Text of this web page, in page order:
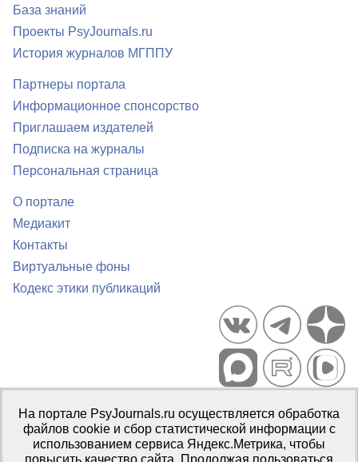
База знаний
Проекты PsyJournals.ru
История журналов МГППУ
Партнеры портала
Информационное спонсорство
Приглашаем издателей
Подписка на журналы
Персональная страница
О портале
Медиакит
Контакты
Виртуальные фоны
Кодекс этики публикаций
Портал психологических изданий PsyJournals.ru, 2007–2026
Правила использования материалов
Свидетельство регистрации СМИЭл № ФС77-66447 от 14 июля
2016 г.
На портале PsyJournals.ru осуществляется обработка
файлов cookie и сбор статистической информации с
использованием сервиса Яндекс.Метрика, чтобы
повысить качество сайта. Продолжая пользоваться